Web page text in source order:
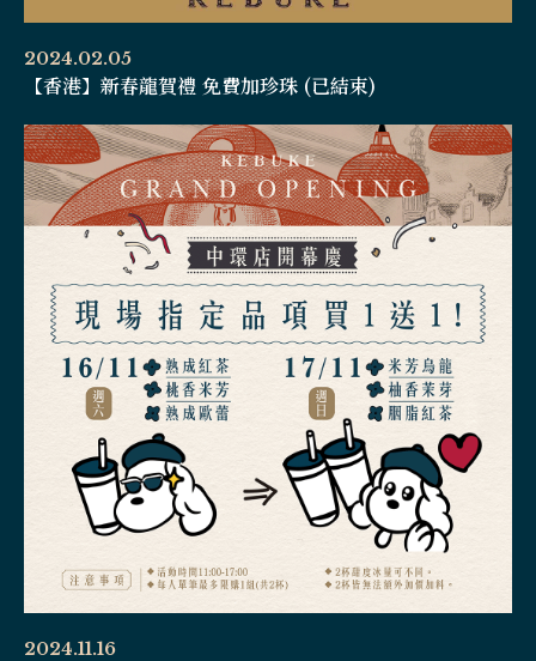
2024.02.05
【香港】新春龍賀禮 免費加珍珠 (已結束)
2024.11.16